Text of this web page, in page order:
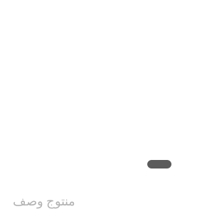
منتوج وصف